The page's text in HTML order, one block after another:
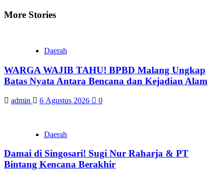
More Stories
Daerah
WARGA WAJIB TAHU! BPBD Malang Ungkap
Batas Nyata Antara Bencana dan Kejadian Alam
admin 6 Agustus 2026 0
Daerah
Damai di Singosari! Sugi Nur Raharja & PT
Bintang Kencana Berakhir